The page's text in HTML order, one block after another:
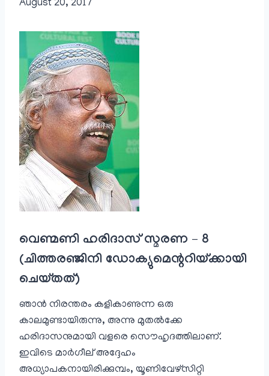
August 20, 2017
വെണ്മണി ഹരിദാസ് സ്മരണ – 8
(ചിത്തരഞ്ജിനി ഡോക്യുമെന്ററിയ്ക്കായി
ചെയ്തത്)
ഞാൻ നിരന്തരം കളികാണുന്ന ഒരു
കാലമുണ്ടായിരുന്നു, അന്നു മുതൽക്കേ
ഹരിദാസനുമായി വളരെ സൌഹൃദത്തിലാണ്.
ഇവിടെ മാർഗീല് അദ്ദേഹം
അധ്യാപകനായിരിക്കുമ്പം, യൂണിവേഴ്സിറ്റി